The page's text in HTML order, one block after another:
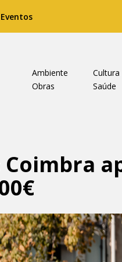
Eventos
Ambiente Cultura
Obras
Saúde
Coimbra